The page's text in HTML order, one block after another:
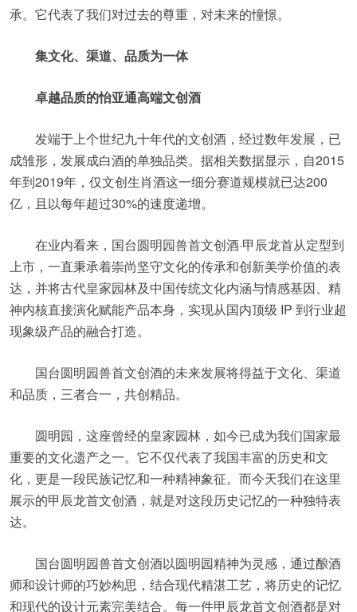
承。它代表了我们对过去的尊重，对未来的憧憬。
集文化、渠道、品质为一体
卓越品质的怡亚通高端文创酒
发端于上个世纪九十年代的文创酒，经过数年发展，已
成雏形，发展成白酒的单独品类。据相关数据显示，自2015
年到2019年，仅文创生肖酒这一细分赛道规模就已达200
亿，且以每年超过30%的速度递增。
在业内看来，国台圆明园兽首文创酒·甲辰龙首从定型到
上市，一直秉承着崇尚坚守文化的传承和创新美学价值的表
达，并将古代皇家园林及中国传统文化内涵与情感基因、精
神内核直接演化赋能产品本身，实现从国内顶级 IP 到行业超
现象级产品的融合打造。
国台圆明园兽首文创酒的未来发展将得益于文化、渠道
和品质，三者合一，共创精品。
圆明园，这座曾经的皇家园林，如今已成为我们国家最
重要的文化遗产之一。它不仅代表了我国丰富的历史和文
化，更是一段民族记忆和一种精神象征。而今天我们在这里
展示的甲辰龙首文创酒，就是对这段历史记忆的一种独特表
达。
国台圆明园兽首文创酒以圆明园精神为灵感，通过酿酒
师和设计师的巧妙构思，结合现代精湛工艺，将历史的记忆
和现代的设计元素完美结合。每一件甲辰龙首文创酒都是对